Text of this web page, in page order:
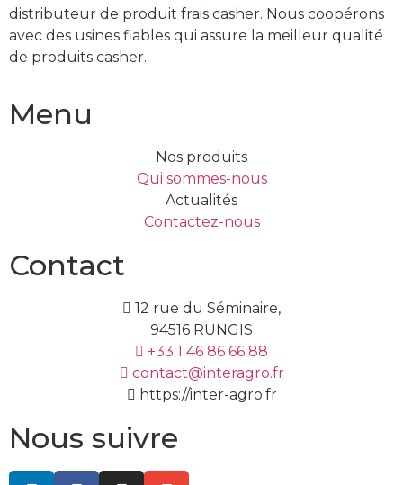
distributeur de produit frais casher. Nous coopérons
avec des usines fiables qui assure la meilleur qualité
de produits casher.
Menu
Nos produits
Qui sommes-nous
Actualités
Contactez-nous
Contact
12 rue du Séminaire,
94516 RUNGIS
+33 1 46 86 66 88
contact@interagro.fr
https://inter-agro.fr
Nous suivre